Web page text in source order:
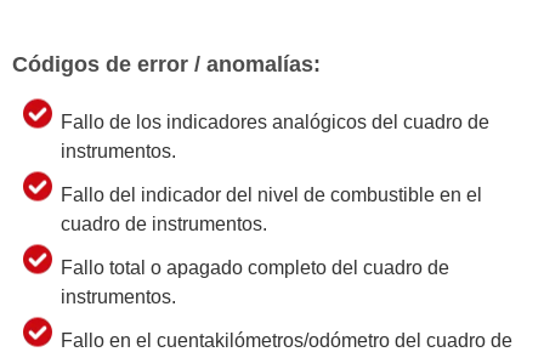
Códigos de error / anomalías:
Fallo de los indicadores analógicos del cuadro de
instrumentos.
Fallo del indicador del nivel de combustible en el
cuadro de instrumentos.
Fallo total o apagado completo del cuadro de
instrumentos.
Fallo en el cuentakilómetros/odómetro del cuadro de